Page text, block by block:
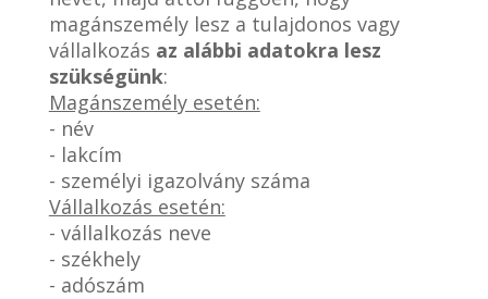
magánszemély lesz a tulajdonos vagy
vállalkozás az alábbi adatokra lesz
szükségünk:
Magánszemély esetén:
- név
- lakcím
- személyi igazolvány száma
Vállalkozás esetén:
- vállalkozás neve
- székhely
- adószám